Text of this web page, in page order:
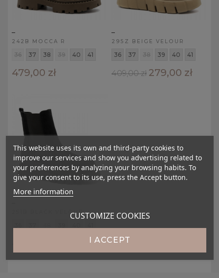
242B MOCCA R
36 37 38 39 40 41
479,00 zł
295Z BEIGE VELOUR
36 37 38 39 40 41
409,00 zł 279,00 zł
251B BLACK VELOUR
This website uses its own and third-party cookies to
improve our services and show you advertising related to
your preferences by analyzing your browsing habits. To
give your consent to its use, press the Accept button.
More information
CUSTOMIZE COOKIES
I ACCEPT